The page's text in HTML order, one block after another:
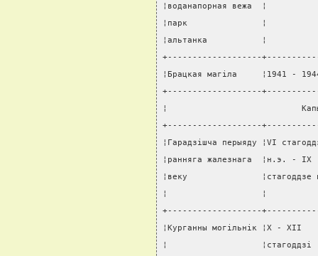
¦воданапорная вежа  ¦
¦парк               ¦
¦альтанка           ¦
+-------------------
¦Брацкая магiла     ¦1941 -
+-------------------
¦
+-------------------
¦Гарадзiшча перыяду ¦VI
¦ранняга жалезнага  ¦н.э. -
¦веку
¦                   ¦
+-------------------
¦Курганны могiльнiк ¦X -
¦                   ¦стагоддзi